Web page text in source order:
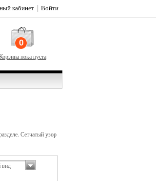
кабинет Войти
0
пока пуста
Сетчатый узор